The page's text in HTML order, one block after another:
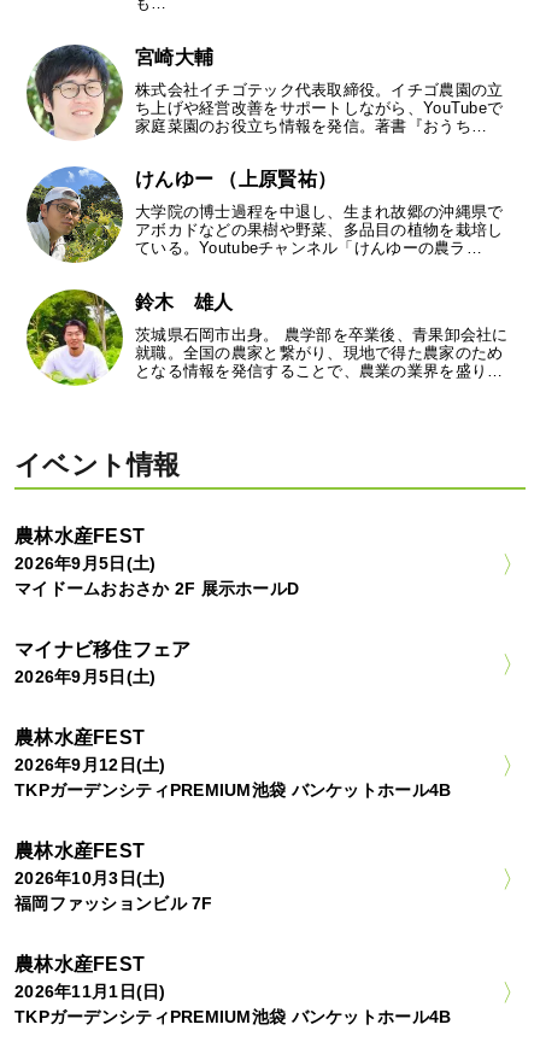
宮崎大輔
株式会社イチゴテック代表取締役。イチゴ農園の立
ち上げや経営改善をサポートしながら、YouTubeで
家庭菜園のお役立ち情報を発信。著書『おうち…
けんゆー （上原賢祐）
大学院の博士過程を中退し、生まれ故郷の沖縄県で
アボカドなどの果樹や野菜、多品目の植物を栽培し
ている。Youtubeチャンネル「けんゆーの農ラ…
鈴木 雄人
茨城県石岡市出身。 農学部を卒業後、青果卸会社に
就職。全国の農家と繋がり、現地で得た農家のため
となる情報を発信することで、農業の業界を盛り…
イベント情報
農林水産FEST
2026年9月5日(土)
マイドームおおさか 2F 展示ホールD
マイナビ移住フェア
2026年9月5日(土)
農林水産FEST
2026年9月12日(土)
TKPガーデンシティPREMIUM池袋 バンケットホール4B
農林水産FEST
2026年10月3日(土)
福岡ファッションビル 7F
農林水産FEST
2026年11月1日(日)
TKPガーデンシティPREMIUM池袋 バンケットホール4B